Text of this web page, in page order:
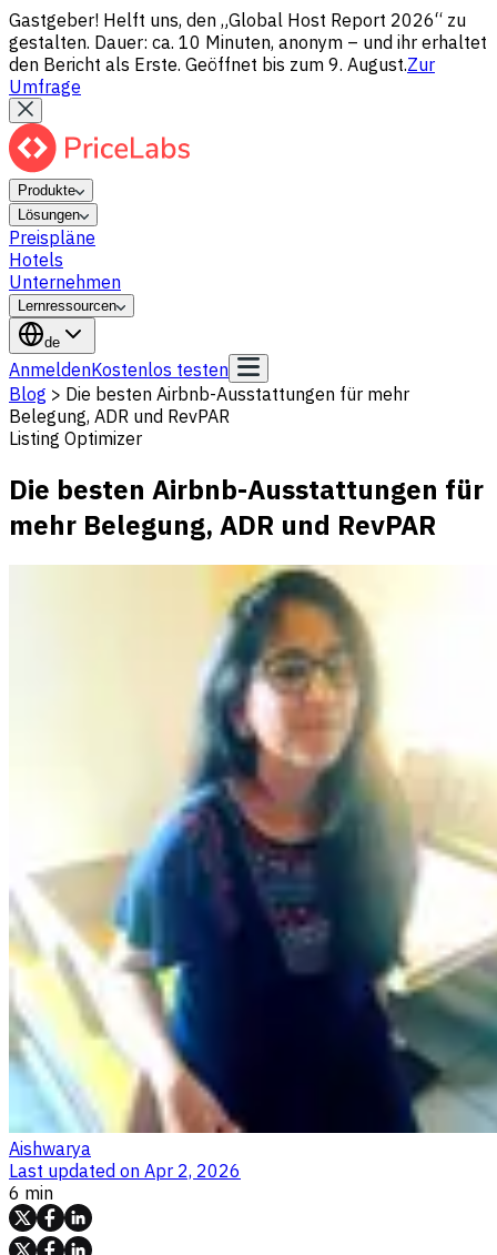
Gastgeber! Helft uns, den „Global Host Report 2026“ zu
gestalten. Dauer: ca. 10 Minuten, anonym – und ihr erhaltet
den Bericht als Erste. Geöffnet bis zum 9. August.Zur
Umfrage
Produkte
Lösungen
Preispläne
Hotels
Unternehmen
Lernressourcen
de
AnmeldenKostenlos testen
Blog > Die besten Airbnb-Ausstattungen für mehr
Belegung, ADR und RevPAR
Listing Optimizer
Die besten Airbnb-Ausstattungen für
mehr Belegung, ADR und RevPAR
Aishwarya
Last updated on Apr 2, 2026
6 min